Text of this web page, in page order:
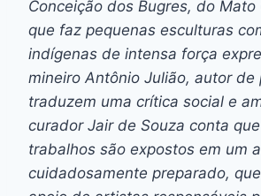
Conceição dos Bugres, do Mato
que faz pequenas esculturas
indígenas de intensa força
mineiro Antônio Julião, autor de
traduzem uma crítica social e
curador Jair de Souza conta
trabalhos são expostos em um
cuidadosamente preparado,